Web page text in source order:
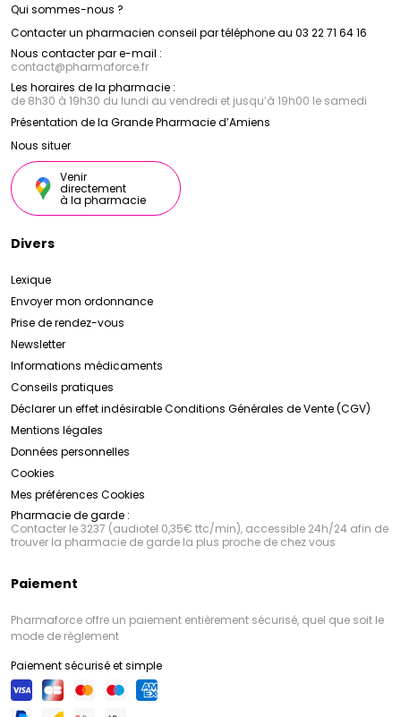
Qui sommes-nous ?
Contacter un pharmacien conseil par téléphone au 03 22 71 64 16
Nous contacter par e-mail :
contact@pharmaforce.fr
Les horaires de la pharmacie :
de 8h30 à 19h30 du lundi au vendredi et jusqu’à 19h00 le samedi
Présentation de la Grande Pharmacie d’Amiens
Nous situer
Venir
directement
à la pharmacie
Divers
Lexique
Envoyer mon ordonnance
Prise de rendez-vous
Newsletter
Informations médicaments
Conseils pratiques
Déclarer un effet indésirableConditions Générales de Vente (CGV)
Mentions légales
Données personnelles
Cookies
Mes préférences Cookies
Pharmacie de garde :
Contacter le 3237 (audiotel 0,35€ ttc/min), accessible 24h/24 afin de
trouver la pharmacie de garde la plus proche de chez vous
Paiement
Pharmaforce offre un paiement entièrement sécurisé, quel que soit le
mode de règlement
Paiement sécurisé et simple